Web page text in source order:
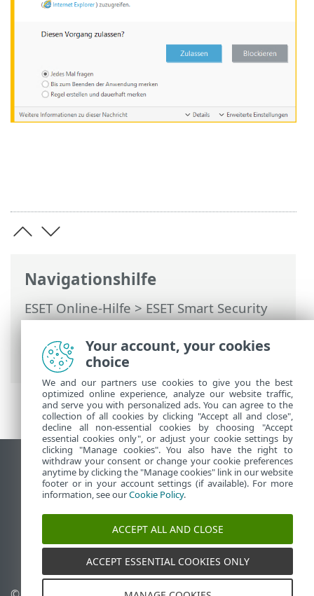
Navigationshilfe
ESET Online-Hilfe>ESET Smart Security
Premium>Erweiterte Einstellungen>
Prüfungen>Host Intrusion Prevention
System (HIPS)> HIPS-Interaktionsfenster
Desktop-Site anzeigen
End of Life
ESET Knowledgebase
ESET-Forum
ESET Status Portal
Regionaler Support
Your account, your cookies
choice
We and our partners use cookies to give you the best
optimized online experience, analyze our website traffic,
and serve you with personalized ads. You can agree to the
collection of all cookies by clicking "Accept all and close",
decline all non-essential cookies by choosing "Accept
essential cookies only", or adjust your cookie settings by
clicking "Manage cookies". You also have the right to
withdraw your consent or change your cookie preferences
anytime by clicking the "Manage cookies" link in our website
footer or in your account settings (if available). For more
information, see ourCookie Policy.
ACCEPT ALL AND CLOSE
ACCEPT ESSENTIAL COOKIES ONLY